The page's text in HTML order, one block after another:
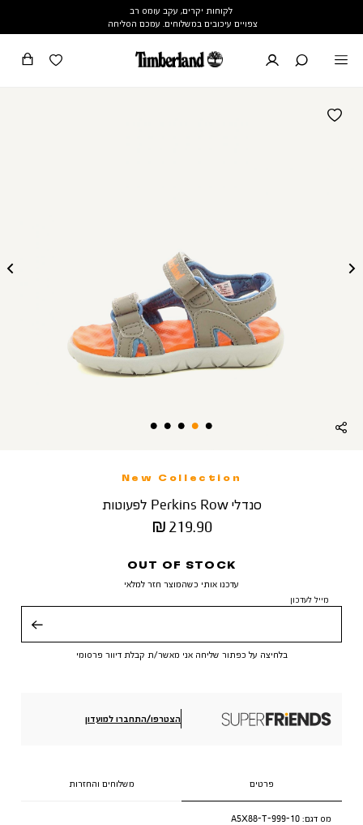
לקוחות יקרים, עקב עומס רב
צפויים עיכובים במשלוחים. עמכם הסליחה
New Collection
סנדלי Perkins Row לפעוטות
מחיר
219.90 ₪
OUT OF STOCK
עדכנו אותי כשהמוצר חזר למלאי
מייל לעדכון
בלחיצה על כפתור שליחה אני מאשר/ת קבלת דיוור פרסומי
הצטרפו/התחברו למועדון
פרטים משלוחים והחזרות
מס דגם: A5X88-T-999-10